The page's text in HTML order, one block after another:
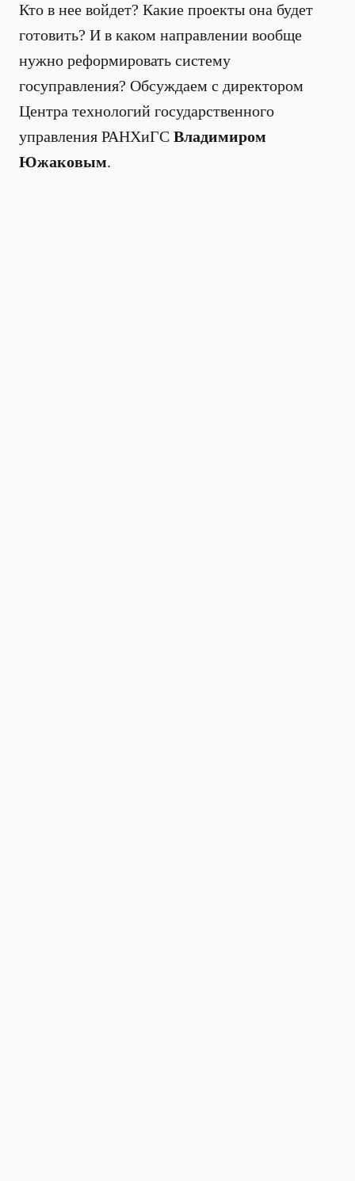
Кто в нее войдет? Какие проекты она будет
готовить? И в каком направлении вообще
нужно реформировать систему
госуправления? Обсуждаем с директором
Центра технологий государственного
управления РАНХиГС Владимиром
Южаковым.